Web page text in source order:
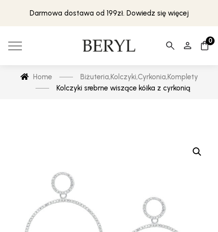
Darmowa dostawa od 199zł. Dowiedz się więcej
0
Home Biżuteria,Kolczyki,Cyrkonia,Komplety
Kolczyki srebrne wiszące kółka z cyrkonią